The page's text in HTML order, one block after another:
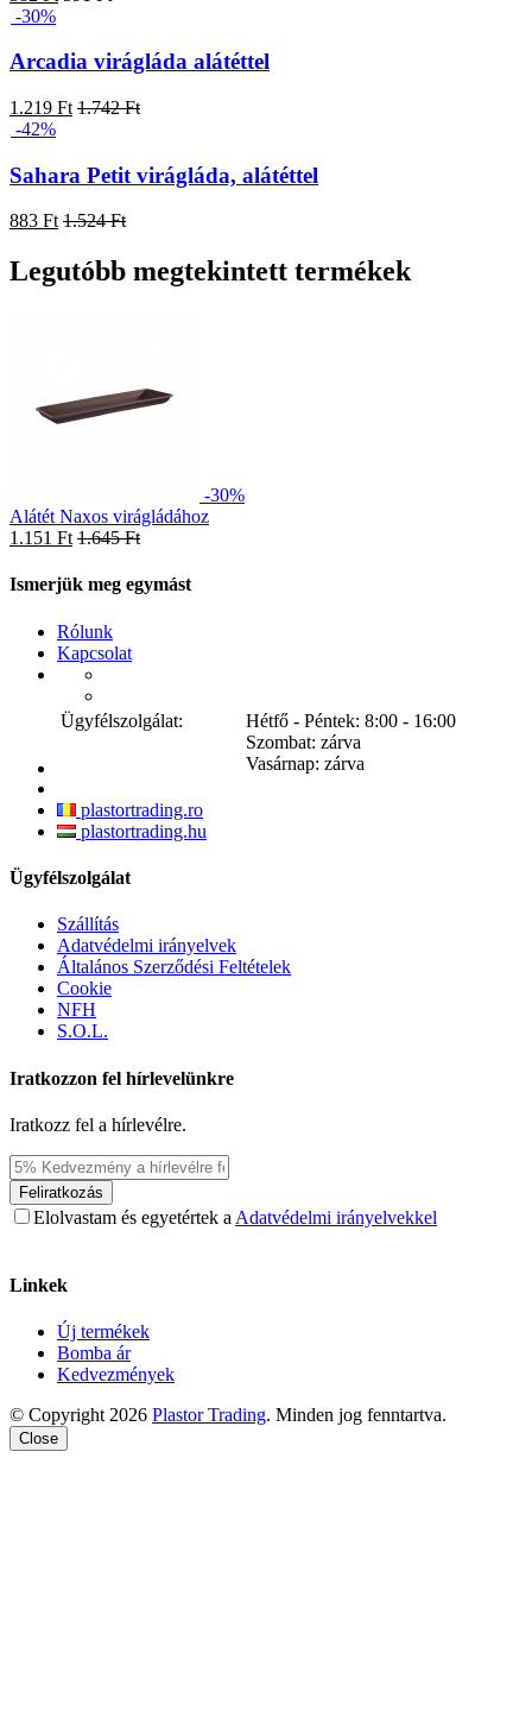
-30%
Arcadia virágláda alátéttel
1.219 Ft 1.742 Ft
-42%
Sahara Petit virágláda, alátéttel
883 Ft 1.524 Ft
Legutóbb megtekintett termékek
-30%
Alátét Naxos virágládához
1.151 Ft 1.645 Ft
Ismerjük meg egymást
Rólunk
Kapcsolat
Ügyfélszolgálat:
Hétfő - Péntek: 8:00 - 16:00
Szombat: zárva
Vasárnap: zárva
plastortrading.ro
plastortrading.hu
Ügyfélszolgálat
Szállítás
Adatvédelmi irányelvek
Általános Szerződési Feltételek
Cookie
NFH
S.O.L.
Iratkozzon fel hírlevelünkre
Iratkozz fel a hírlevélre.
Feliratkozás
Elolvastam és egyetértek a Adatvédelmi irányelvekkel
Linkek
Új termékek
Bomba ár
Kedvezmények
© Copyright 2026 Plastor Trading. Minden jog fenntartva.
Close